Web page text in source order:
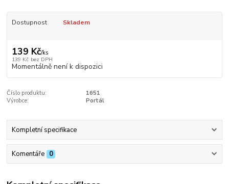
Dostupnost Skladem
139 Kč/ks
139 Kč bez DPH
Momentálně není k dispozici
Číslo produktu:
1651
Výrobce:
Portál
Kompletní specifikace
Komentáře 0